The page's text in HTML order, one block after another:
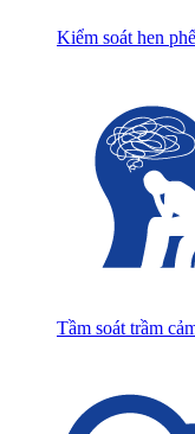
Kiểm soát hen
Tầm soát trầm